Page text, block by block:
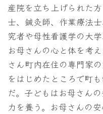
産院を立ち上げられた
士、鍼灸師、作業療法
究者や母性看護学の大
お母さんの心と体を考
さん町内在住の専門家
をはじめたところで町
だ。子どもはお母さん
力を養う。お母さんの